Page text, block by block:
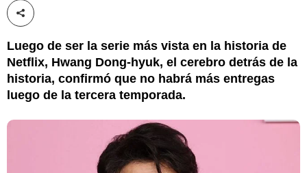
Compartir esta noticia
Luego de ser la serie más vista en la historia de
Netflix, Hwang Dong-hyuk, el cerebro detrás de la
historia, confirmó que no habrá más entregas
luego de la tercera temporada.